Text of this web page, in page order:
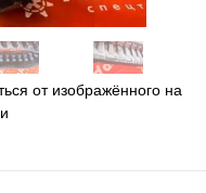
от изображённого на